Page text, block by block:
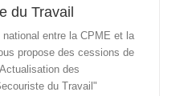
du Travail
entre la CPME et la
propose des cessions de
des
du Travail"